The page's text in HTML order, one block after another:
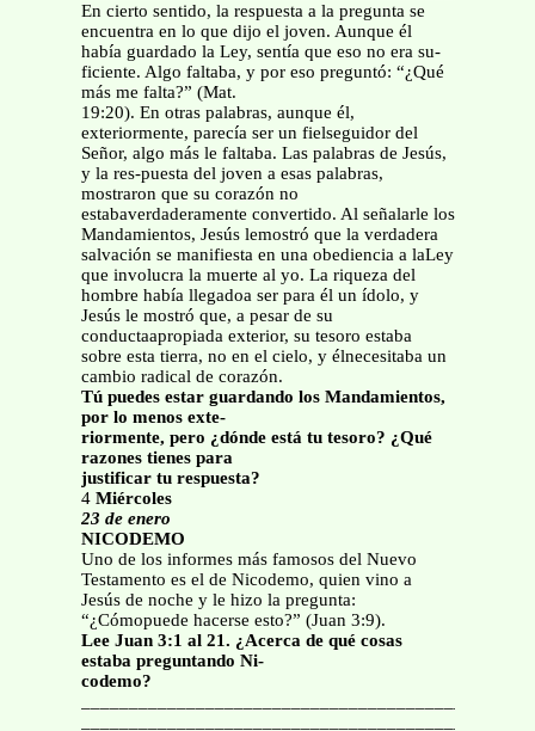
En cierto sentido, la respuesta a la pregunta se
encuentra en lo que dijo el joven. Aunque él
había guardado la Ley, sentía que eso no era su-
ficiente. Algo faltaba, y por eso preguntó: “¿Qué
más me falta?” (Mat.
19:20). En otras palabras, aunque él,
exteriormente, parecía ser un fielseguidor del
Señor, algo más le faltaba. Las palabras de Jesús,
y la res-puesta del joven a esas palabras,
mostraron que su corazón no
estabaverdaderamente convertido. Al señalarle los
Mandamientos, Jesús lemostró que la verdadera
salvación se manifiesta en una obediencia a laLey
que involucra la muerte al yo. La riqueza del
hombre había llegadoa ser para él un ídolo, y
Jesús le mostró que, a pesar de su
conductaapropiada exterior, su tesoro estaba
sobre esta tierra, no en el cielo, y élnecesitaba un
cambio radical de corazón.
Tú puedes estar guardando los Mandamientos,
por lo menos exte-
riormente, pero ¿dónde está tu tesoro? ¿Qué
razones tienes para
justificar tu respuesta?
4 Miércoles
23 de enero
NICODEMO
Uno de los informes más famosos del Nuevo
Testamento es el de Nicodemo, quien vino a
Jesús de noche y le hizo la pregunta:
“¿Cómopuede hacerse esto?” (Juan 3:9).
Lee Juan 3:1 al 21. ¿Acerca de qué cosas
estaba preguntando Ni-
codemo?